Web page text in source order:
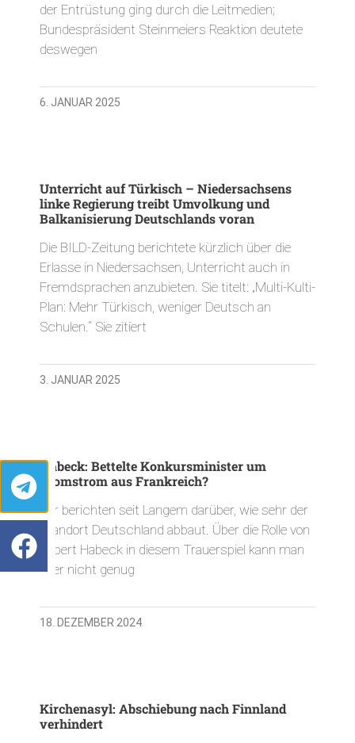
der Entrüstung ging durch die Leitmedien;
Bundespräsident Steinmeiers Reaktion deutete
deswegen
6. JANUAR 2025
Unterricht auf Türkisch – Niedersachsens
linke Regierung treibt Umvolkung und
Balkanisierung Deutschlands voran
Die BILD-Zeitung berichtete kürzlich über die
Erlasse in Niedersachsen, Unterricht auch in
Fremdsprachen anzubieten. Sie titelt: „Multi-Kulti-
Plan: Mehr Türkisch, weniger Deutsch an
Schulen.“ Sie zitiert
3. JANUAR 2025
Habeck: Bettelte Konkursminister um
Atomstrom aus Frankreich?
Wir berichten seit Langem darüber, wie sehr der
Standort Deutschland abbaut. Über die Rolle von
Robert Habeck in diesem Trauerspiel kann man
aber nicht genug
18. DEZEMBER 2024
Kirchenasyl: Abschiebung nach Finnland
verhindert